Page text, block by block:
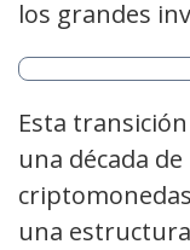
los grandes
Esta
una década
una